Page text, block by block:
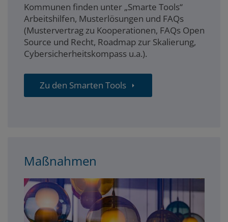
Kommunen finden unter „Smarte Tools“
Arbeitshilfen, Musterlösungen und FAQs
(Mustervertrag zu Kooperationen, FAQs Open
Source und Recht, Roadmap zur Skalierung,
Cybersicherheitskompass u.a.).
Zu den Smarten Tools
Maßnahmen